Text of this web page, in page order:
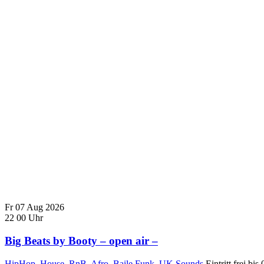
Fr 07 Aug 2026
22 00 Uhr
Big Beats by Booty – open air –